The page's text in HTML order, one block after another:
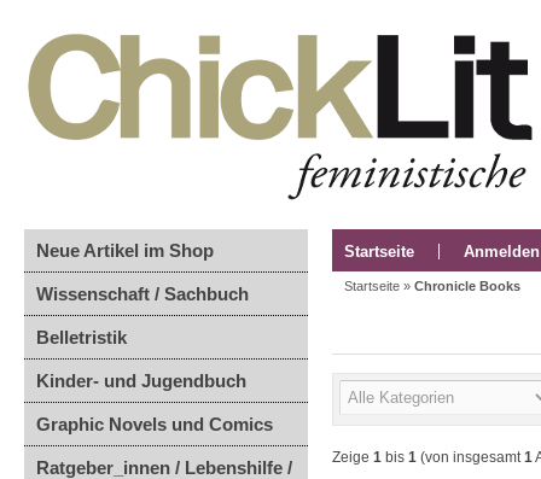
Neue Artikel im Shop
Wissenschaft / Sachbuch
Belletristik
Kinder- und Jugendbuch
Graphic Novels und Comics
Ratgeber_innen / Lebenshilfe /
Startseite Anmelden
Startseite » Chronicle Books
Zeige 1 bis 1 (von insgesamt1